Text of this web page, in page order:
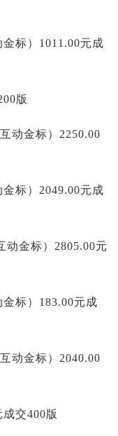
标）1011.00元成
版
动金标）2250.00
标）2049.00元成
动金标）2805.00元
标）183.00元成
动金标）2040.00
交400版